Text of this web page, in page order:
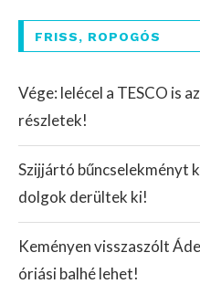
FRISS, ROPOGÓS
Vége: lelécel a TESCO is
részletek!
Szijjártó bűncselekményt
dolgok derültek ki!
Keményen visszaszólt
óriási balhé lehet!